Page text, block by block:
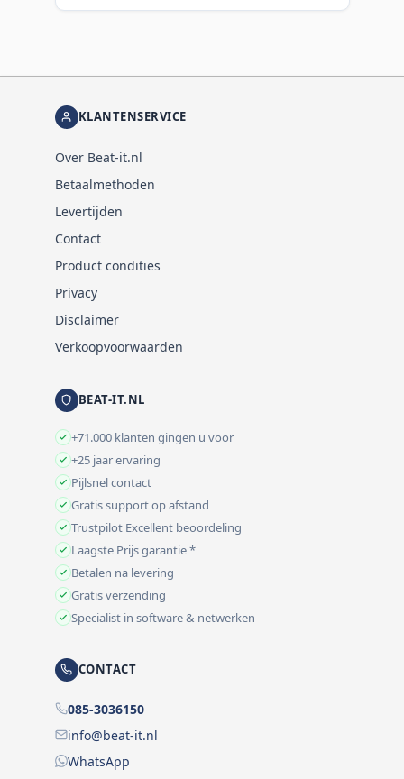
KLANTENSERVICE
Over Beat-it.nl
Betaalmethoden
Levertijden
Contact
Product condities
Privacy
Disclaimer
Verkoopvoorwaarden
BEAT-IT.NL
+71.000 klanten gingen u voor
+25 jaar ervaring
Pijlsnel contact
Gratis support op afstand
Trustpilot Excellent beoordeling
Laagste Prijs garantie *
Betalen na levering
Gratis verzending
Specialist in software & netwerken
CONTACT
085-3036150
info@beat-it.nl
WhatsApp